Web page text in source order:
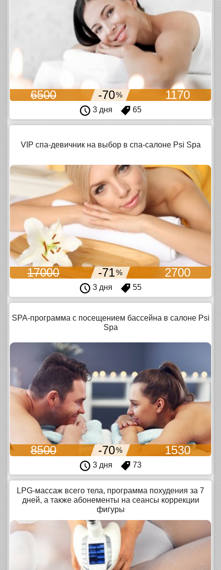
6500 -70% 1170
3 дня 65
VIP спа-девичник на выбор в спа-салоне Psi Spa
17000 -71% 2700
3 дня 55
SPA-программа с посещением бассейна в салоне Psi
Spa
8500 -70% 1530
3 дня 73
LPG-массаж всего тела, программа похудения за 7
дней, а также абонементы на сеансы коррекции
фигуры